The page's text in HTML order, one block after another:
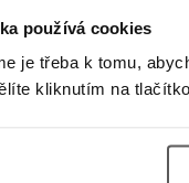
používá cookies
je třeba k tomu,
kliknutím na